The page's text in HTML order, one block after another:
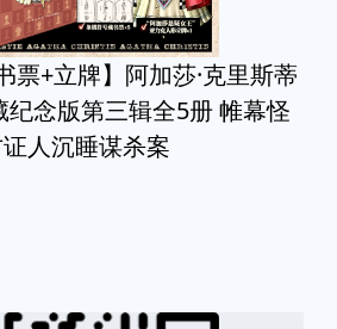
票+立牌】阿加莎·克里斯蒂
念版第三辑全5册 帷幕怪
人沉睡谋杀案